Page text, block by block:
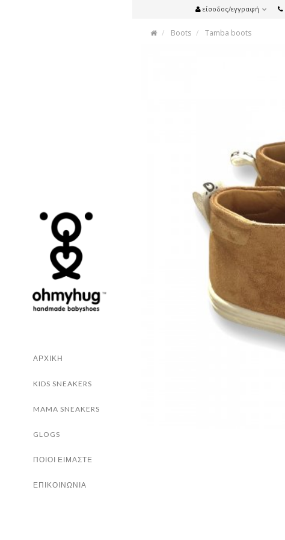
ΑΡΧΙΚΗ
KIDS SNEAKERS
MAMA SNEAKERS
GLOGS
ΠΟΙΟΙ ΕΙΜΑΣΤΕ
ΕΠΙΚΟΙΝΩΝΙΑ
είσοδος/εγγραφή
Boots Tamba boots